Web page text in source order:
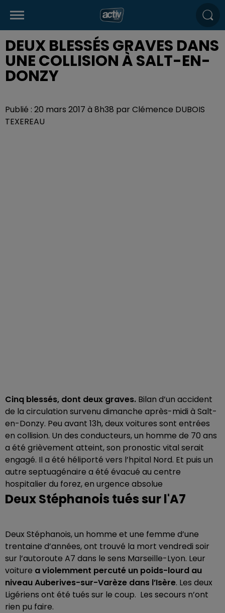
DEUX BLESSÉS GRAVES DANS
UNE COLLISION À SALT-EN-
DONZY
Publié : 20 mars 2017 à 8h38 par Clémence DUBOIS
TEXEREAU
Cinq blessés, dont deux graves. Bilan d’un accident
de la circulation survenu dimanche après-midi à Salt-
en-Donzy. Peu avant 13h, deux voitures sont entrées
en collision. Un des conducteurs, un homme de 70 ans
a été grièvement atteint, son pronostic vital serait
engagé. Il a été héliporté vers l’hpital Nord. Et puis un
autre septuagénaire a été évacué au centre
hospitalier du forez, en urgence absolue
Deux Stéphanois tués sur l'A7
Deux Stéphanois, un homme et une femme d’une
trentaine d’années, ont trouvé la mort vendredi soir
sur l’autoroute A7 dans le sens Marseille-Lyon. Leur
voiture a violemment percuté un poids-lourd au
niveau Auberives-sur-Varèze dans l’Isère. Les deux
Ligériens ont été tués sur le coup. Les secours n’ont
rien pu faire.